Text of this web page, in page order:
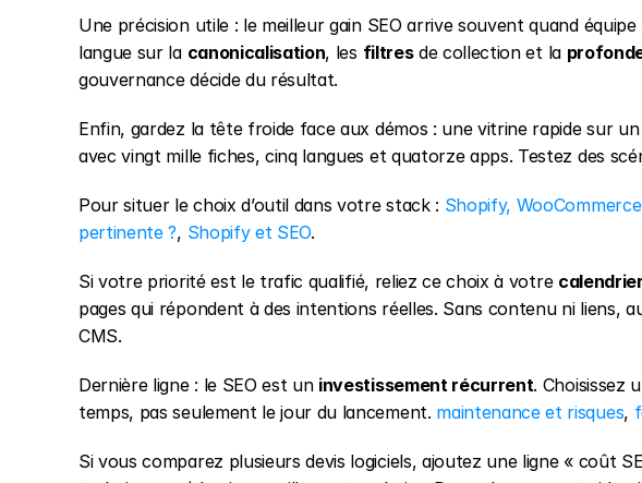
Une précision utile : le meilleur gain SEO arrive souvent quand
langue sur la canonicalisation, les filtres de collection et la
gouvernance décide du résultat.
Enfin, gardez la tête froide face aux démos : une vitrine rapide sur
avec vingt mille fiches, cinq langues et quatorze apps. Testez des
Pour situer le choix d’outil dans votre stack : Shopify,
pertinente ?, Shopify et SEO.
Si votre priorité est le trafic qualifié, reliez ce choix à votre
pages qui répondent à des intentions réelles. Sans contenu ni liens,
CMS.
Dernière ligne : le SEO est un investissement récurrent. Choisissez
temps, pas seulement le jour du lancement. maintenance et risques,
Si vous comparez plusieurs devis logiciels, ajoutez une ligne « coût